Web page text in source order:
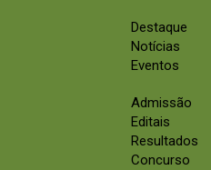
Destaque
Notícias
Eventos
Admissão
Editais
Resultados
Concurso